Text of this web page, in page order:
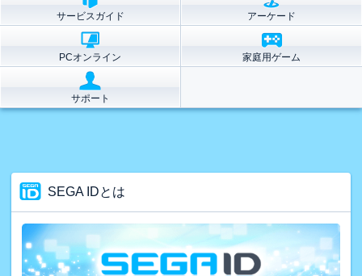
サービスガイド アーケード
PCオンライン 家庭用ゲーム
サポート
SEGA IDとは